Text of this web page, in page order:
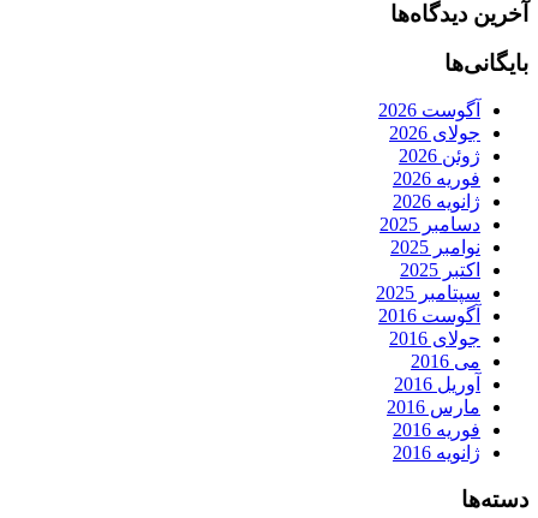
آخرین دیدگاه‌ها
بایگانی‌ها
آگوست 2026
جولای 2026
ژوئن 2026
فوریه 2026
ژانویه 2026
دسامبر 2025
نوامبر 2025
اکتبر 2025
سپتامبر 2025
آگوست 2016
جولای 2016
می 2016
آوریل 2016
مارس 2016
فوریه 2016
ژانویه 2016
دسته‌ها